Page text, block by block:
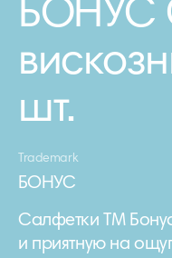
БОНУС
шт.
Trademark
БОНУС
Салфетки ТМ
и приятную на